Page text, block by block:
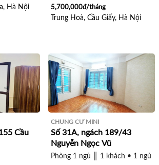
Hà Nội 5,700,000đ/tháng
Trung Hoà, Cầu Giấy, Hà Nội
Cầu
CHUNG CƯ MINI
Số 31A, ngách 189/43
Nguyễn Ngọc Vũ
Phòng 1 ngủ ║ 1 khách • 1 ngủ